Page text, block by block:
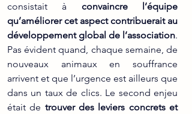
consistait à convaincre l’équipe
qu’améliorer cet aspect contribuerait au
développement global de l’association.
Pas évident quand, chaque semaine, de
nouveaux animaux en souffrance
arrivent et que l’urgence est ailleurs que
dans un taux de clics. Le second enjeu
était de trouver des leviers concrets et